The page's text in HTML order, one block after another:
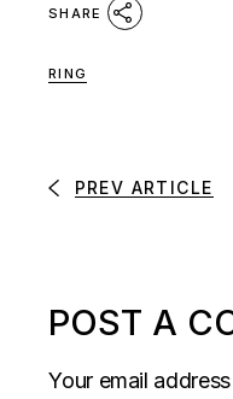
SHARE
RING
PREV ARTICLE
POST A
Your email